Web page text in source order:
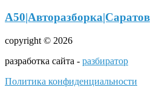
А50|Авторазборка|Саратов
copyright © 2026
разработка сайта - разбиратор
Политика конфиденциальности